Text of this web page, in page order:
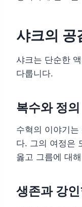
샤크의 공
샤크는 단순한
다룹니다.
복수와 정의
수혁의 이야기
다. 그의 여정은
옳고 그름에 대
생존과 강